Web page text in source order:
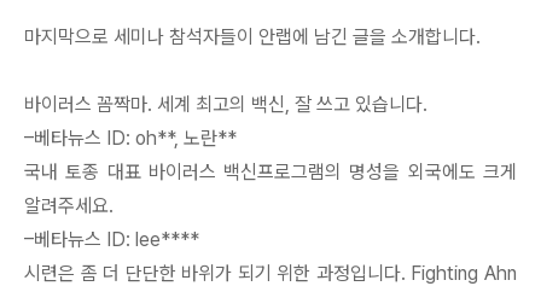
마지막으로 세미나 참석자들이 안랩에 남긴 글을 소개합니다.
바이러스 꼼짝마. 세계 최고의 백신, 잘 쓰고 있습니다.
–베타뉴스 ID: oh**, 노란**
국내 토종 대표 바이러스 백신프로그램의 명성을 외국에도 크게
알려주세요.
–베타뉴스 ID: lee****
시련은 좀 더 단단한 바위가 되기 위한 과정입니다. Fighting Ahn